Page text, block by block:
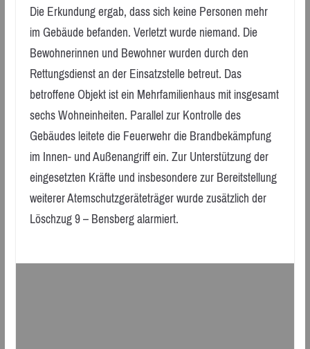
Die Erkundung ergab, dass sich keine Personen mehr
im Gebäude befanden. Verletzt wurde niemand. Die
Bewohnerinnen und Bewohner wurden durch den
Rettungsdienst an der Einsatzstelle betreut. Das
betroffene Objekt ist ein Mehrfamilienhaus mit insgesamt
sechs Wohneinheiten. Parallel zur Kontrolle des
Gebäudes leitete die Feuerwehr die Brandbekämpfung
im Innen- und Außenangriff ein. Zur Unterstützung der
eingesetzten Kräfte und insbesondere zur Bereitstellung
weiterer Atemschutzgeräteträger wurde zusätzlich der
Löschzug 9 – Bensberg alarmiert.